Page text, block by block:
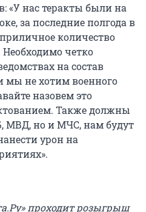
«У нас теракты были на
за последние полгода в
количество
четко
на состав
мы не хотим военного
назовем это
Также должны
МВД, но и МЧС, нам будут
урон на
проходит розыгрыш